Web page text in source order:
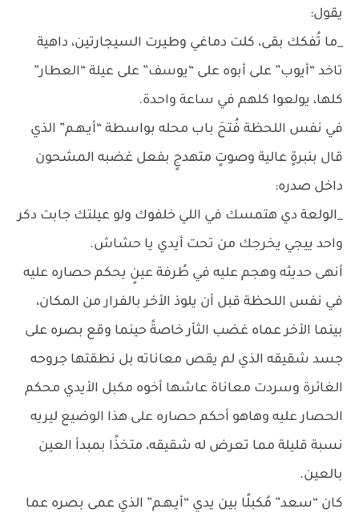
يقول:
_ما تُفكك بقى، كلت دماغي وطيرت السيجارتين، داهية
تاخد “أيوب” على أبوه على “يوسف” على عيلة “العطار”
كلها، يولعوا كلهم في ساعة واحدة.
في نفس اللحظة فُتحَ باب محله بواسطة “أيـهـم” الذي
قال بنبرةٍ عالية وصوتٍ متهدجٍ بفعل غضبه المشحون
داخل صدره:
_الولعة دي هتمسك في اللي خلفوك ولو عيلتك جابت دكر
واحد ييجي يخرجك من تحت أيدي يا حشاش.
أنهى حديثه وهجم عليه في طُرفة عينٍ يحكم حصاره عليه
في نفس اللحظة قبل أن يلوذ الأخر بالفرار من المكان،
بينما الأخر عماه غضب الثأر خاصةً حينما وقع بصره على
جسد شقيقه الذي لم يقص معاناته بل نطقتها جروحه
الغائرة وسردت معاناة عاشها أخوه مكبل الأيدي محكم
الحصار عليه وهاهو أحكم حصاره على هذا الوضيع ليريه
نسبة قليلة مما تعرض له شقيقه، متخذًا بمبدأ العين
بالعين.
كان “سعد” مُكبلًا بين يدي “أيـهـم” الذي عمى بصره عما